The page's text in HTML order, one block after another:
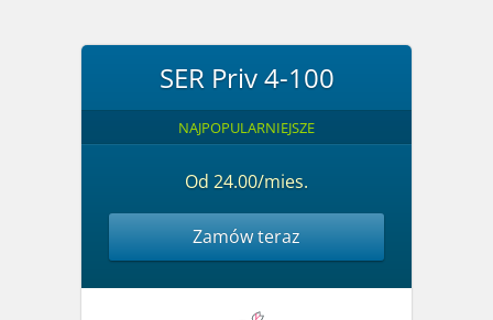
SER Priv 4-100
NAJPOPULARNIEJSZE
Od 24.00/mies.
Zamów teraz